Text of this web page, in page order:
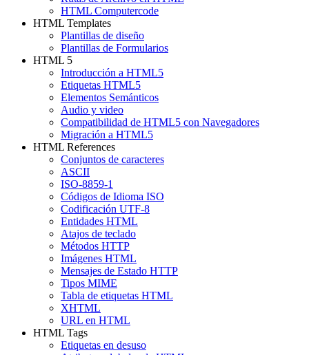
HTML Computercode
HTML Templates
Plantillas de diseño
Plantillas de Formularios
HTML 5
Introducción a HTML5
Etiquetas HTML5
Elementos Semánticos
Audio y video
Compatibilidad de HTML5 con Navegadores
Migración a HTML5
HTML References
Conjuntos de caracteres
ASCII
ISO-8859-1
Códigos de Idioma ISO
Codificación UTF-8
Entidades HTML
Atajos de teclado
Métodos HTTP
Imágenes HTML
Mensajes de Estado HTTP
Tipos MIME
Tabla de etiquetas HTML
XHTML
URL en HTML
HTML Tags
Etiquetas en desuso